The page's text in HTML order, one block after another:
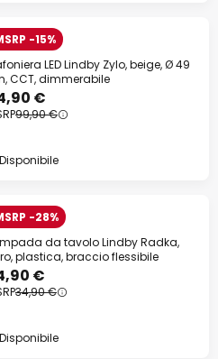
-15%
LED Lindby Zylo, beige, Ø 49
CCT, dimmerabile
€
99,90 €
Disponibile
-28%
da tavolo Lindby Radka,
plastica, braccio flessibile
€
34,90 €
Disponibile